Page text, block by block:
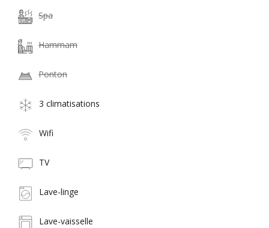
Spa
Hammam
Ponton
3 climatisations
Wifi
TV
Lave-linge
Lave-vaisselle